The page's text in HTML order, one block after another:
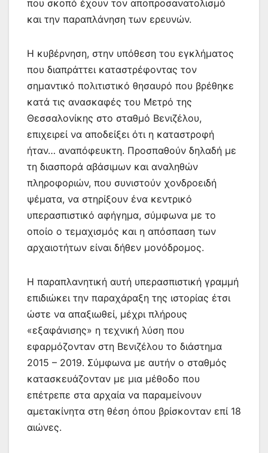
k
er
ίτ
που σκοπό έχουν τον αποπροσανατολισμό
και την παραπλάνηση των ερευνών.
Η κυβέρνηση, στην υπόθεση του εγκλήματος
που διαπράττει καταστρέφοντας τον
σημαντικό πολιτιστικό θησαυρό που βρέθηκε
κατά τις ανασκαφές του Μετρό της
Θεσσαλονίκης στο σταθμό Βενιζέλου,
επιχειρεί να αποδείξει ότι η καταστροφή
ήταν… αναπόφευκτη. Προσπαθούν δηλαδή με
τη διασπορά αβάσιμων και αναληθών
πληροφοριών, που συνιστούν χονδροειδή
ψέματα, να στηρίξουν ένα κεντρικό
υπερασπιστικό αφήγημα, σύμφωνα με το
οποίο ο τεμαχισμός και η απόσπαση των
αρχαιοτήτων είναι δήθεν μονόδρομος.
Η παραπλανητική αυτή υπερασπιστική γραμμή
επιδιώκει την παραχάραξη της ιστορίας έτσι
ώστε να απαξιωθεί, μέχρι πλήρους
«εξαφάνισης» η τεχνική λύση που
εφαρμόζονταν στη Βενιζέλου το διάστημα
2015 – 2019. Σύμφωνα με αυτήν ο σταθμός
κατασκευάζονταν με μια μέθοδο που
επέτρεπε στα αρχαία να παραμείνουν
αμετακίνητα στη θέση όπου βρίσκονταν επί 18
αιώνες.